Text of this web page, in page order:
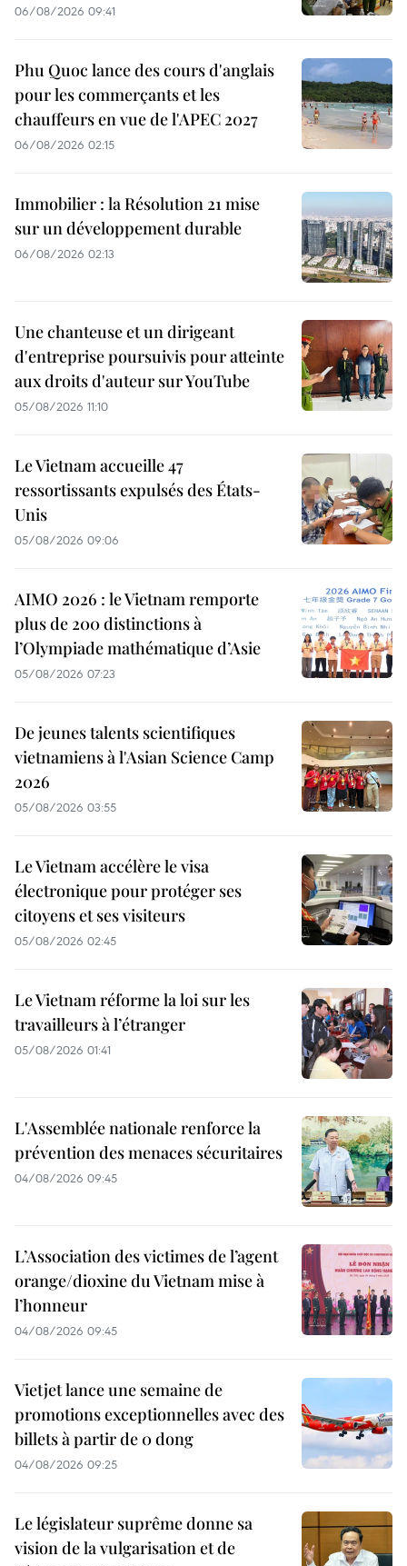
06/08/2026 09:41
Phu Quoc lance des cours d'anglais
pour les commerçants et les
chauffeurs en vue de l'APEC 2027
06/08/2026 02:15
Immobilier : la Résolution 21 mise
sur un développement durable
06/08/2026 02:13
Une chanteuse et un dirigeant
d'entreprise poursuivis pour atteinte
aux droits d'auteur sur YouTube
05/08/2026 11:10
Le Vietnam accueille 47
ressortissants expulsés des États-
Unis
05/08/2026 09:06
AIMO 2026 : le Vietnam remporte
plus de 200 distinctions à
l’Olympiade mathématique d’Asie
05/08/2026 07:23
De jeunes talents scientifiques
vietnamiens à l'Asian Science Camp
2026
05/08/2026 03:55
Le Vietnam accélère le visa
électronique pour protéger ses
citoyens et ses visiteurs
05/08/2026 02:45
Le Vietnam réforme la loi sur les
travailleurs à l’étranger
05/08/2026 01:41
L'Assemblée nationale renforce la
prévention des menaces sécuritaires
04/08/2026 09:45
L’Association des victimes de l’agent
orange/dioxine du Vietnam mise à
l’honneur
04/08/2026 09:45
Vietjet lance une semaine de
promotions exceptionnelles avec des
billets à partir de 0 dong
04/08/2026 09:25
Le législateur suprême donne sa
vision de la vulgarisation et de